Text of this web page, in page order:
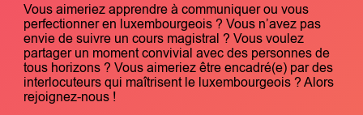
Vous aimeriez apprendre à communiquer ou vous
perfectionner en luxembourgeois ? Vous n’avez pas
envie de suivre un cours magistral ? Vous voulez
partager un moment convivial avec des personnes de
tous horizons ? Vous aimeriez être encadré(e) par des
interlocuteurs qui maîtrisent le luxembourgeois ? Alors
rejoignez-nous !